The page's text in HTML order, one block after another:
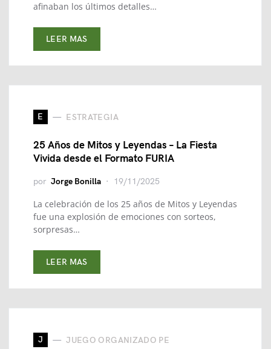
afinaban los últimos detalles…
LEER MAS
E ESTRATEGIA
25 Años de Mitos y Leyendas – La Fiesta
Vivida desde el Formato FURIA
por Jorge Bonilla 19/11/2025
La celebración de los 25 años de Mitos y Leyendas
fue una explosión de emociones con sorteos,
sorpresas…
LEER MAS
J JUEGO ORGANIZADO PE